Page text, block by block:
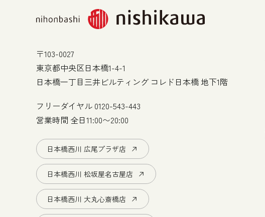
〒103-0027
東京都中央区日本橋1-4-1
日本橋一丁目三井ビルティング コレド日本橋 地下1階
フリーダイヤル 0120-543-443
営業時間 全日11:00〜20:00
日本橋西川 広尾プラザ店
日本橋西川 松坂屋名古屋店
日本橋西川 大丸心斎橋店